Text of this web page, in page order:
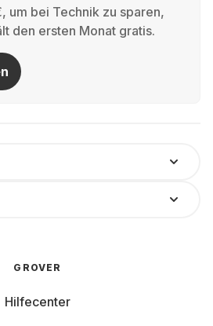
um bei Technik zu sparen,
den ersten Monat gratis.
GROVER
Hilfecenter